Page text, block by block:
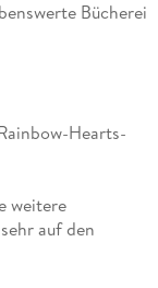
Bücherei
Hearts-
weitere
auf den